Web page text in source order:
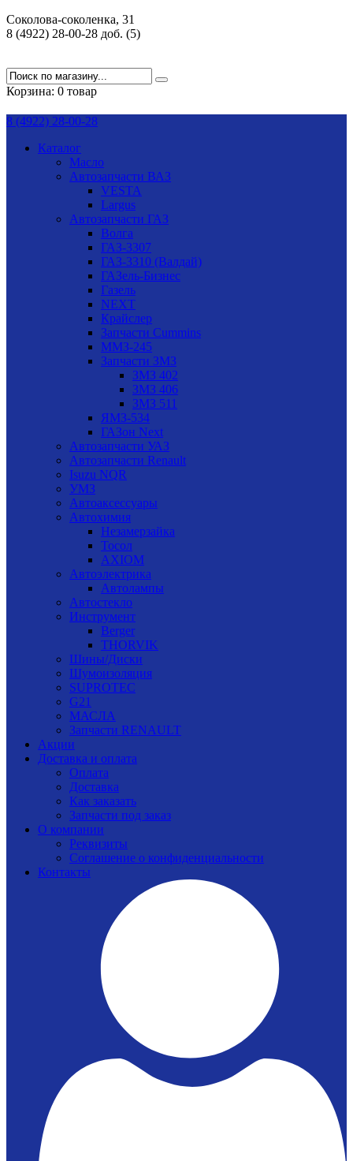
Соколова-соколенка, 31
8 (4922) 28-00-28 доб. (5)
Корзина: 0 товар
8 (4922) 28-00-28
Каталог
Масло
Автозапчасти ВАЗ
VESTA
Largus
Автозапчасти ГАЗ
Волга
ГАЗ-3307
ГАЗ-3310 (Валдай)
ГАЗель-Бизнес
Газель
NEXT
Крайслер
Запчасти Cummins
ММЗ-245
Запчасти ЗМЗ
ЗМЗ 402
ЗМЗ 406
ЗМЗ 511
ЯМЗ-534
ГАЗон Next
Автозапчасти УАЗ
Автозапчасти Renault
Isuzu NQR
УМЗ
Автоаксессуары
Автохимия
Незамерзайка
Тосол
AXIOM
Автоэлектрика
Автолампы
Автостекло
Инструмент
Berger
THORVIK
Шины/Диски
Шумоизоляция
SUPROTEC
G21
МАСЛА
Запчасти RENAULT
Акции
Доставка и оплата
Оплата
Доставка
Как заказать
Запчасти под заказ
О компании
Реквизиты
Соглашение о конфиденциальности
Контакты